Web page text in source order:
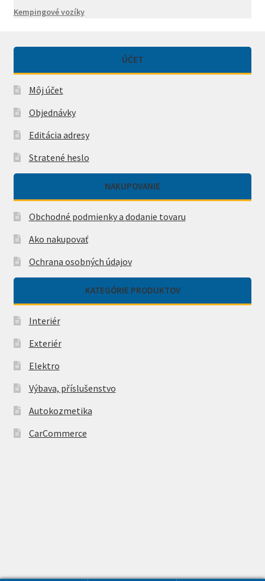
Kempingové vozíky
ÚČET
Môj účet
Objednávky
Editácia adresy
Stratené heslo
NAKUPOVANIE
Obchodné podmienky a dodanie tovaru
Ako nakupovať
Ochrana osobných údajov
KATEGÓRIE PRODUKTOV
Interiér
Exteriér
Elektro
Výbava, příslušenstvo
Autokozmetika
CarCommerce